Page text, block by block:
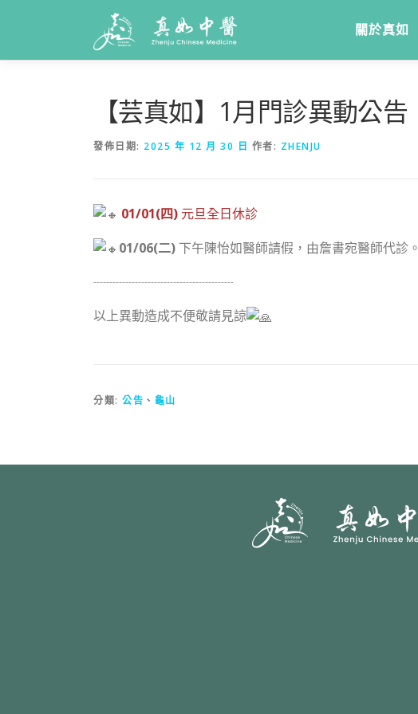
關於真如
【芸真如】1月門診異動公告
發佈日期: 2025 年 12 月 30 日 作者: ZHENJU
01/01(四) 元旦全日休診
01/06(二) 下午陳怡如醫師請假，由詹書宛醫師代診。
┈┈┈┈┈┈┈┈┈┈┈
以上異動造成不便敬請見諒
分類: 公告 、 龜山